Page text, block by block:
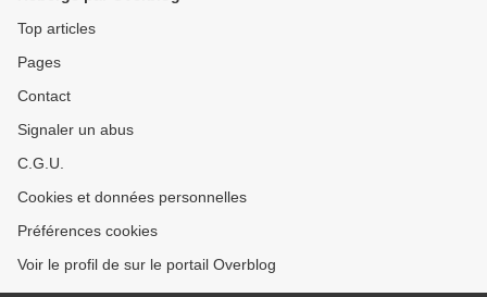
Top articles
Pages
Contact
Signaler un abus
C.G.U.
Cookies et données personnelles
Préférences cookies
Voir le profil de sur le portail Overblog